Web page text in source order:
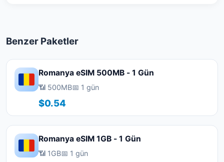
Benzer Paketler
Romanya eSIM 500MB - 1 Gün
📶 500MB📅 1 gün
$0.54
Romanya eSIM 1GB - 1 Gün
📶 1GB📅 1 gün